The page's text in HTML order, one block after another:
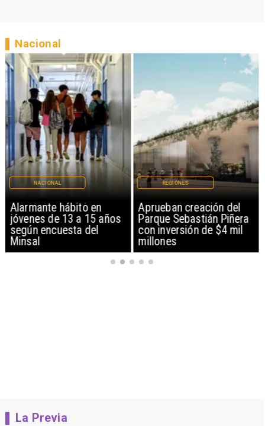
Alarmante hábito en
jóvenes de 13 a 15 años
según encuesta del
Minsal
NACIONAL
Aprueban creación del
Parque Sebastián Piñera
con inversión de $4 mil
millones
REGIONES
Nacional
La Previa